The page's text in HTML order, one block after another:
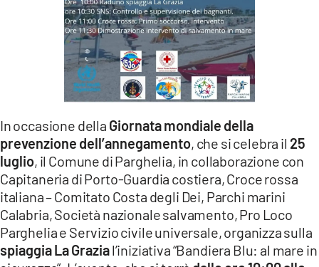
ILVIBONESE.IT
CATANZAROCHANNEL.IT
LACAPITALENEWS.IT
ANDROID
APPLE
In occasione della Giornata mondiale della
prevenzione dell’annegamento, che si celebra il 25
luglio, il Comune di Parghelia, in collaborazione con
Capitaneria di Porto-Guardia costiera, Croce rossa
italiana – Comitato Costa degli Dei, Parchi marini
Calabria, Società nazionale salvamento, Pro Loco
Parghelia e Servizio civile universale, organizza sulla
spiaggia La Grazial’iniziativa “Bandiera Blu: al mare in